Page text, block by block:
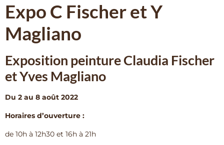
Expo C Fischer et Y
Magliano
Exposition peinture Claudia Fischer
et Yves Magliano
Du 2 au 8 août 2022
Horaires d’ouverture :
de 10h à 12h30 et 16h à 21h